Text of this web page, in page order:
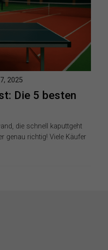
Die 5 besten
2025
die schnell kaputtgeht
genau richtig! Viele Käufer